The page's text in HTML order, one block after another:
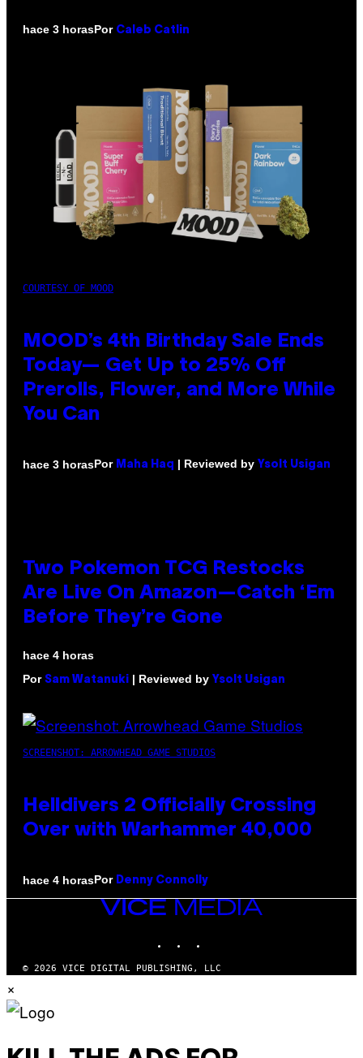
hace 3 horasPor Caleb Catlin
COURTESY OF MOOD
MOOD’s 4th Birthday Sale Ends
Today— Get Up to 25% Off
Prerolls, Flower, and More While
You Can
hace 3 horasPor Maha Haq | Reviewed by Ysolt Usigan
Two Pokemon TCG Restocks
Are Live On Amazon—Catch ‘Em
Before They’re Gone
hace 4 horas
Por Sam Watanuki | Reviewed by Ysolt Usigan
SCREENSHOT: ARROWHEAD GAME STUDIOS
Helldivers 2 Officially Crossing
Over with Warhammer 40,000
hace 4 horasPor Denny Connolly
VICE
MEDIA
© 2026 VICE DIGITAL PUBLISHING, LLC
×